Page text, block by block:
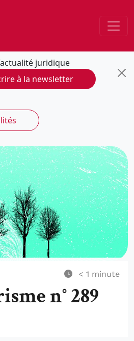
juridique
à la newsletter
< 1 minute
n° 289